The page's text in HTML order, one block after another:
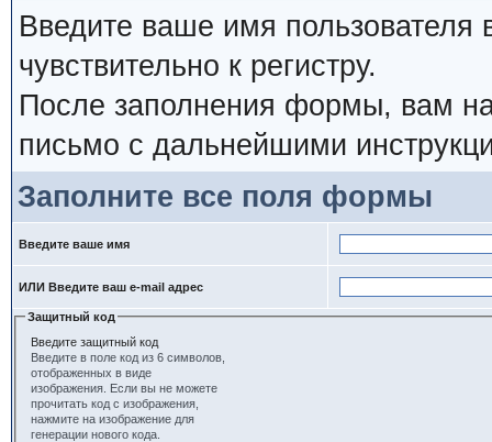
Введите ваше имя
чувствительно к регистру.
После заполнения формы, вам на
письмо с дальнейшими
Заполните все поля формы
Введите ваше имя
ИЛИ Введите ваш e-mail адрес
Защитный код
Введите защитный код
Введите в поле код из 6 символов,
отображенных в виде
изображения. Если вы не можете
прочитать код с изображения,
нажмите на изображение для
генерации нового кода.